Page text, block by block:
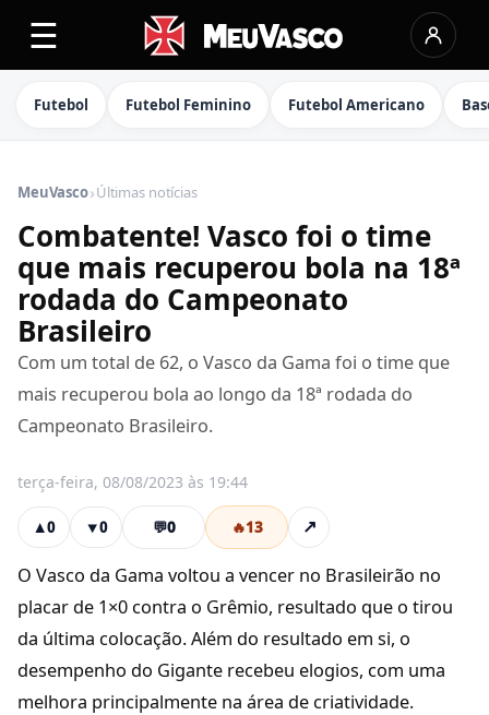
☰
Futebol Futebol Feminino Futebol Americano
MeuVasco›Últimas notícias
Combatente! Vasco foi o time
que mais recuperou bola na 18ª
rodada do Campeonato
Brasileiro
Com um total de 62, o Vasco da Gama foi o time que
mais recuperou bola ao longo da 18ª rodada do
Campeonato Brasileiro.
terça-feira, 08/08/2023 às 19:44
▲0 ▼0 💬0 🔥13 ↗
O Vasco da Gama voltou a vencer no Brasileirão no
placar de 1×0 contra o Grêmio, resultado que o tirou
da última colocação. Além do resultado em si, o
desempenho do Gigante recebeu elogios, com uma
melhora principalmente na área de criatividade.